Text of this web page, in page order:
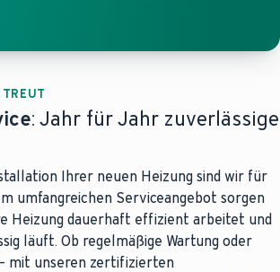
: Jahr für Jahr zuverlässige
Ihrer neuen Heizung sind wir für
umfangreichen Serviceangebot sorgen
Heizung dauerhaft effizient arbeitet und
läuft. Ob regelmäßige Wartung oder
mit unseren zertifizierten